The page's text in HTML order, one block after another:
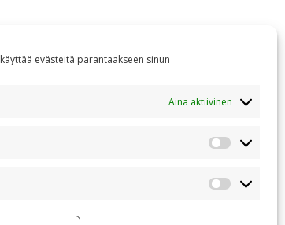
käyttää evästeitä parantaakseen sinun
Aina aktiivinen
Tilastointi